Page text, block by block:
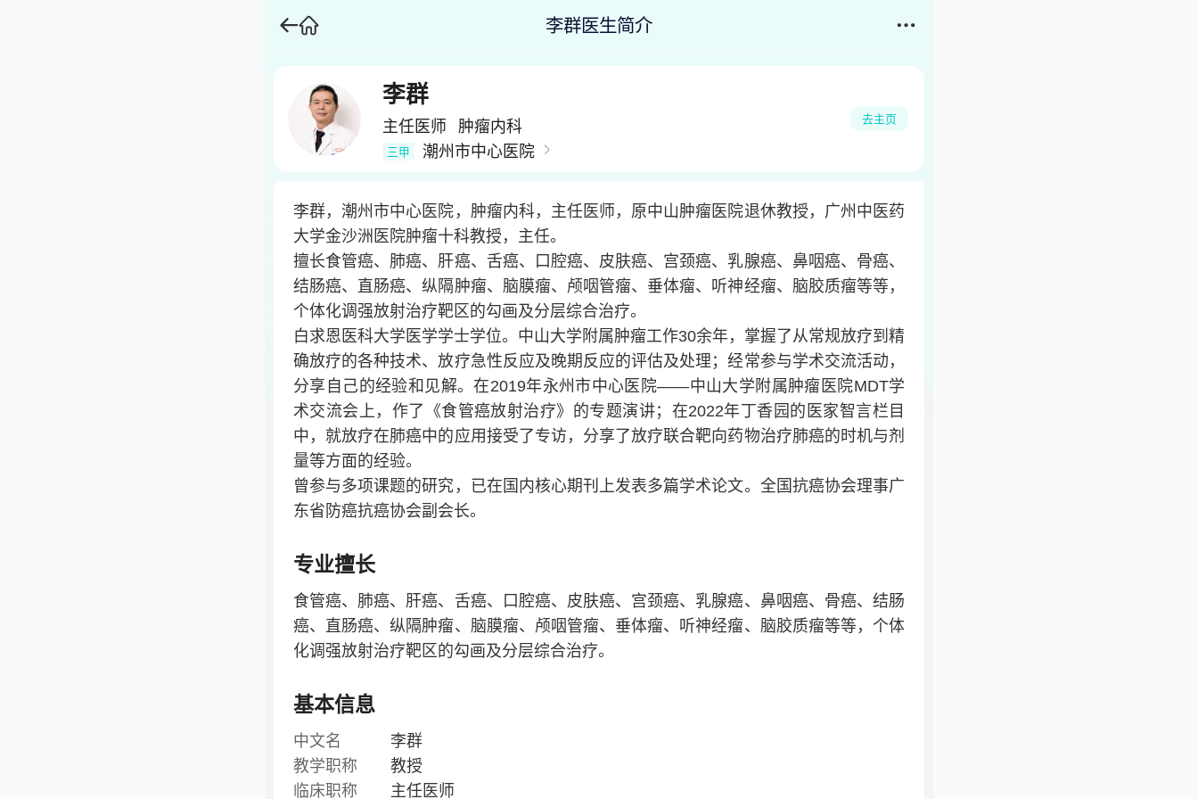
李群医生简介
李群
主任医师 肿瘤内科
三甲 潮州市中心医院
去主页
李群，潮州市中心医院，肿瘤内科，主任医师，原中山肿瘤医院退休教授，广州中医药
大学金沙洲医院肿瘤十科教授，主任。
擅长食管癌、肺癌、肝癌、舌癌、口腔癌、皮肤癌、宫颈癌、乳腺癌、鼻咽癌、骨癌、
结肠癌、直肠癌、纵隔肿瘤、脑膜瘤、颅咽管瘤、垂体瘤、听神经瘤、脑胶质瘤等等，
个体化调强放射治疗靶区的勾画及分层综合治疗。
白求恩医科大学医学学士学位。中山大学附属肿瘤工作30余年，掌握了从常规放疗到精
确放疗的各种技术、放疗急性反应及晚期反应的评估及处理；经常参与学术交流活动，
分享自己的经验和见解。在2019年永州市中心医院——中山大学附属肿瘤医院MDT学
术交流会上，作了《食管癌放射治疗》的专题演讲；在2022年丁香园的医家智言栏目
中，就放疗在肺癌中的应用接受了专访，分享了放疗联合靶向药物治疗肺癌的时机与剂
量等方面的经验。
曾参与多项课题的研究，已在国内核心期刊上发表多篇学术论文。全国抗癌协会理事广
东省防癌抗癌协会副会长。
专业擅长
食管癌、肺癌、肝癌、舌癌、口腔癌、皮肤癌、宫颈癌、乳腺癌、鼻咽癌、骨癌、结肠
癌、直肠癌、纵隔肿瘤、脑膜瘤、颅咽管瘤、垂体瘤、听神经瘤、脑胶质瘤等等，个体
化调强放射治疗靶区的勾画及分层综合治疗。
基本信息
中文名
李群
教学职称
教授
临床职称
主任医师